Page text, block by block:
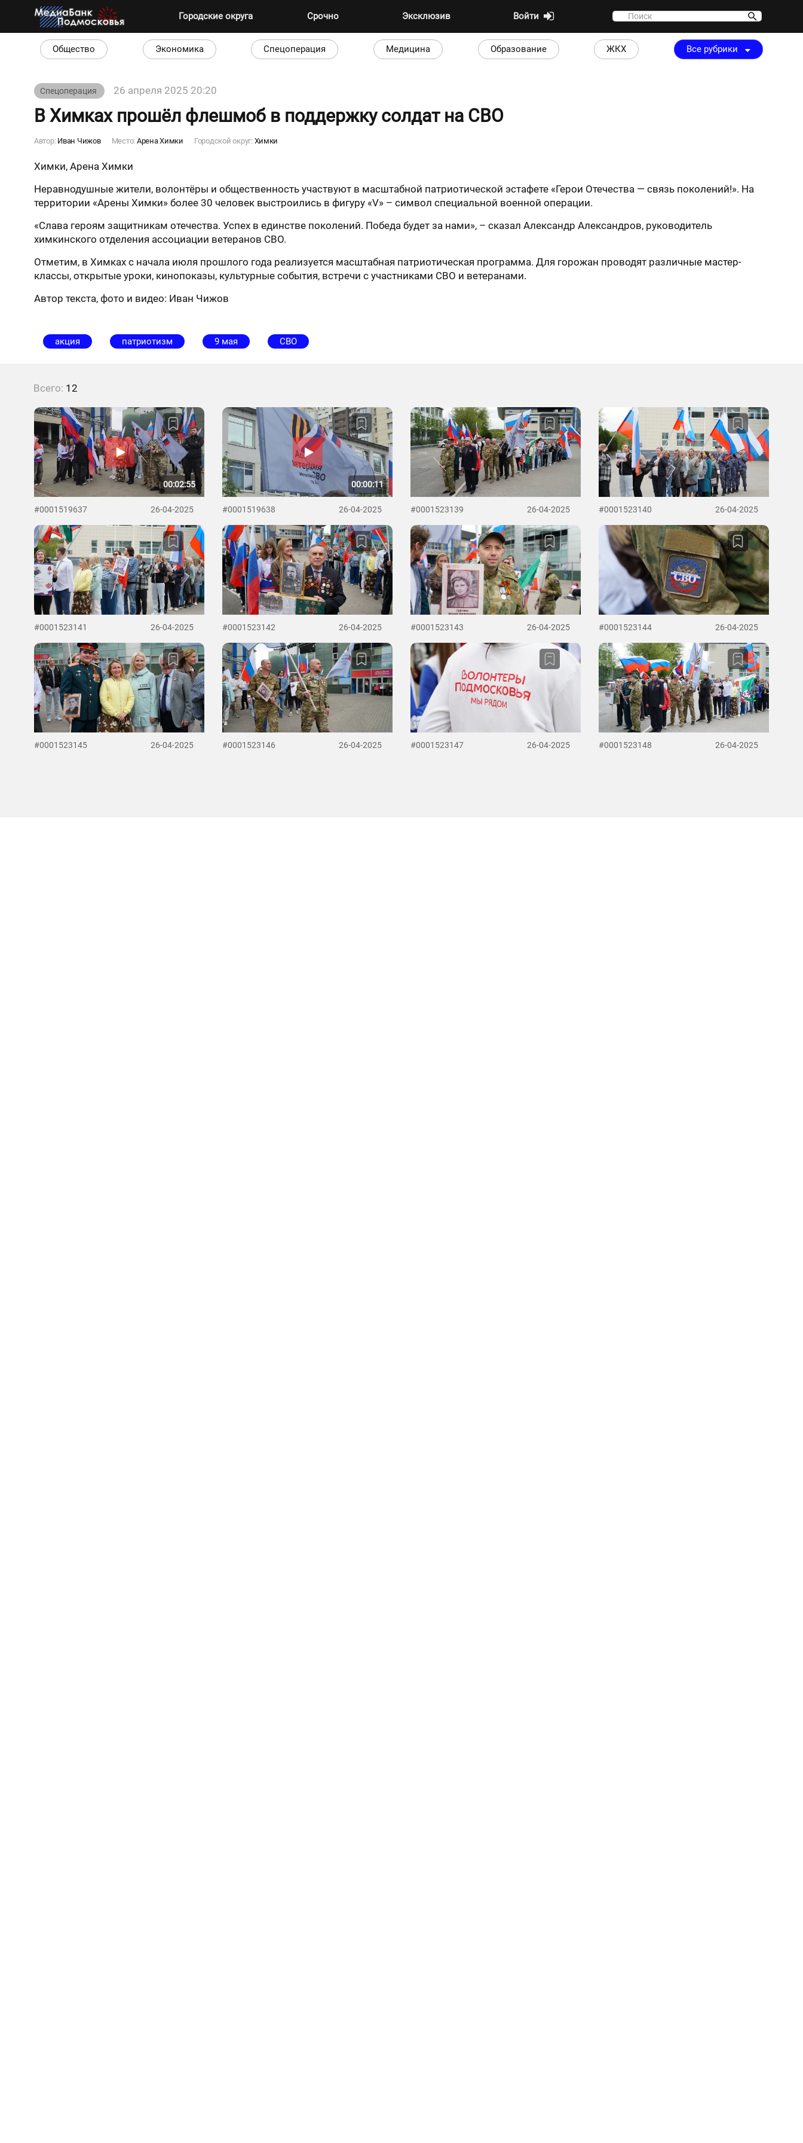
Городские округа Срочно Эксклюзив Войти
Общество Экономика Спецоперация Медицина Образование ЖКХ Все рубрики
Спецоперация 26 апреля 2025 20:20
В Химках прошёл флешмоб в поддержку солдат на СВО
Автор: Иван Чижов Место: Арена Химки Городской округ: Химки
Химки, Арена Химки
Неравнодушные жители, волонтёры и общественность участвуют в масштабной патриотической эстафете «Герои Отечества — связь поколений!». На
территории «Арены Химки» более 30 человек выстроились в фигуру «V» – символ специальной военной операции.
«Слава героям защитникам отечества. Успех в единстве поколений. Победа будет за нами», – сказал Александр Александров, руководитель
химкинского отделения ассоциации ветеранов СВО.
Отметим, в Химках с начала июля прошлого года реализуется масштабная патриотическая программа. Для горожан проводят различные мастер-
классы, открытые уроки, кинопоказы, культурные события, встречи с участниками СВО и ветеранами.
Автор текста, фото и видео: Иван Чижов
акция патриотизм 9 мая СВО
Всего: 12
00:02:55
#0001519637 26-04-2025
00:00:11
#0001519638 26-04-2025 #0001523139 26-04-2025 #0001523140 26-04-2025
#0001523141 26-04-2025 #0001523142 26-04-2025 #0001523143 26-04-2025 #0001523144 26-04-2025
#0001523145 26-04-2025 #0001523146 26-04-2025 #0001523147 26-04-2025 #0001523148 26-04-2025